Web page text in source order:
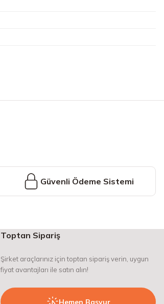
Güvenli Ödeme Sistemi
Toptan Sipariş
Şirket araçlarınız için toptan sipariş verin, uygun
fiyat avantajları ile satın alın!
Hemen Başvur